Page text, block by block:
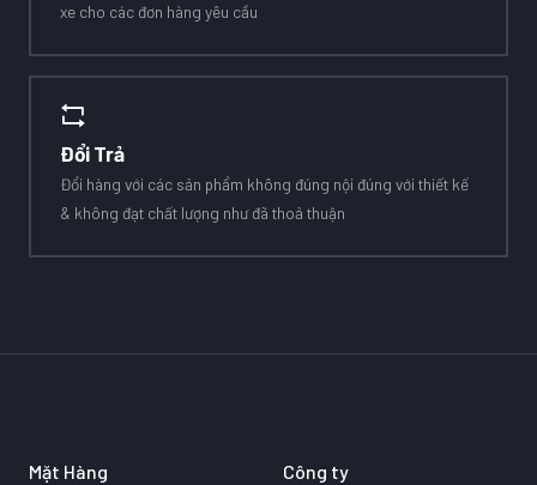
xe cho các đơn hàng yêu cầu
Đổi Trả
Đổi hàng với các sản phẩm không đúng nội đúng với thiết kế
& không đạt chất lượng như đã thoả thuận
Mặt Hàng Công ty